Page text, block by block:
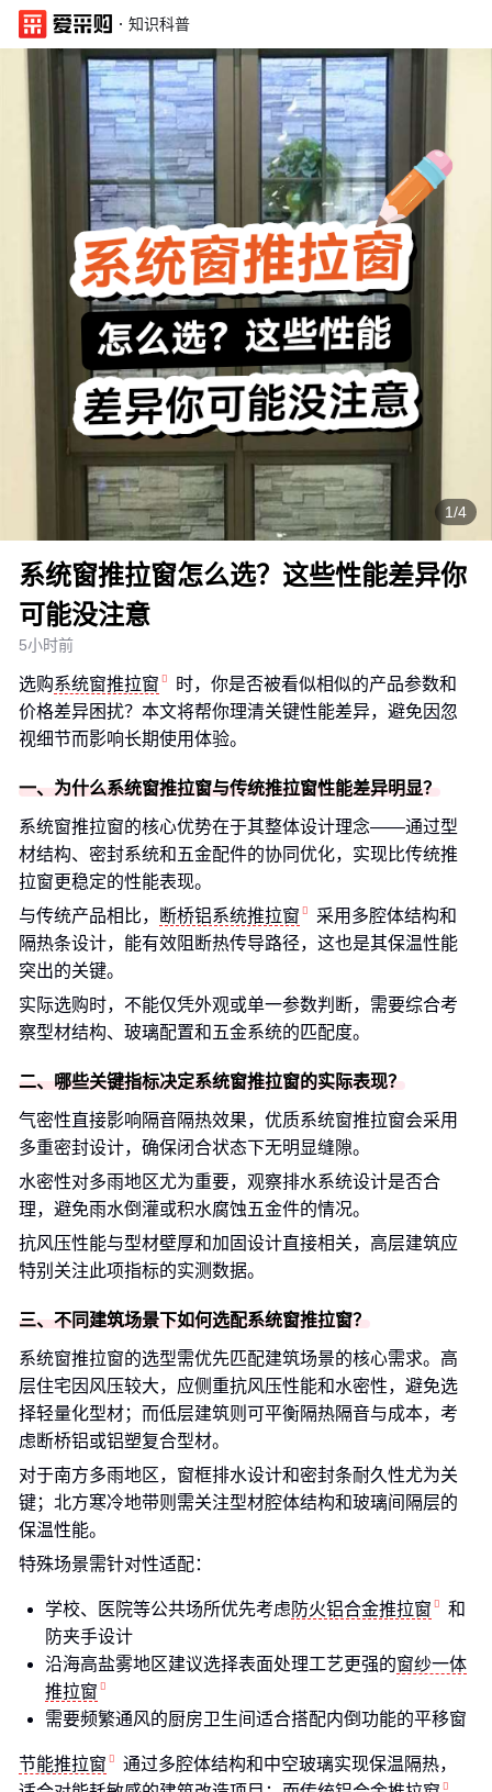
· 知识科普
1/4
系统窗推拉窗怎么选？这些性能差异你
可能没注意
5小时前
选购系统窗推拉窗
时，你是否被看似相似的产品参数和
价格差异困扰？本文将帮你理清关键性能差异，避免因忽
视细节而影响长期使用体验。
一、为什么系统窗推拉窗与传统推拉窗性能差异明显？
系统窗推拉窗的核心优势在于其整体设计理念——通过型
材结构、密封系统和五金配件的协同优化，实现比传统推
拉窗更稳定的性能表现。
与传统产品相比，
断桥铝系统推拉窗
采用多腔体结构和
隔热条设计，能有效阻断热传导路径，这也是其保温性能
突出的关键。
实际选购时，不能仅凭外观或单一参数判断，需要综合考
察型材结构、玻璃配置和五金系统的匹配度。
二、哪些关键指标决定系统窗推拉窗的实际表现？
气密性直接影响隔音隔热效果，优质系统窗推拉窗会采用
多重密封设计，确保闭合状态下无明显缝隙。
水密性对多雨地区尤为重要，观察排水系统设计是否合
理，避免雨水倒灌或积水腐蚀五金件的情况。
抗风压性能与型材壁厚和加固设计直接相关，高层建筑应
特别关注此项指标的实测数据。
三、不同建筑场景下如何选配系统窗推拉窗？
系统窗推拉窗的选型需优先匹配建筑场景的核心需求。高
层住宅因风压较大，应侧重抗风压性能和水密性，避免选
择轻量化型材；而低层建筑则可平衡隔热隔音与成本，考
虑断桥铝或铝塑复合型材。
对于南方多雨地区，窗框排水设计和密封条耐久性尤为关
键；北方寒冷地带则需关注型材腔体结构和玻璃间隔层的
保温性能。
特殊场景需针对性适配：
学校、医院等公共场所优先考虑 防火铝合金推拉窗
和
防夹手设计
沿海高盐雾地区建议选择表面处理工艺更强的窗纱一体
推拉窗
需要频繁通风的厨房卫生间适合搭配内倒功能的平移窗
节能推拉窗
通过多腔体结构和中空玻璃实现保温隔热，